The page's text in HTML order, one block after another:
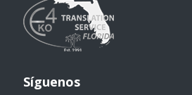
Síguenos